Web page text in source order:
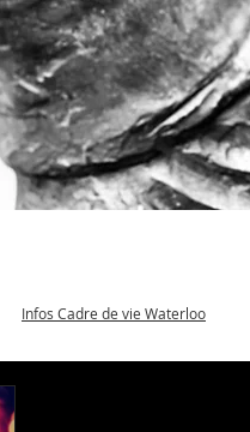
Infos Cadre de vie Waterloo